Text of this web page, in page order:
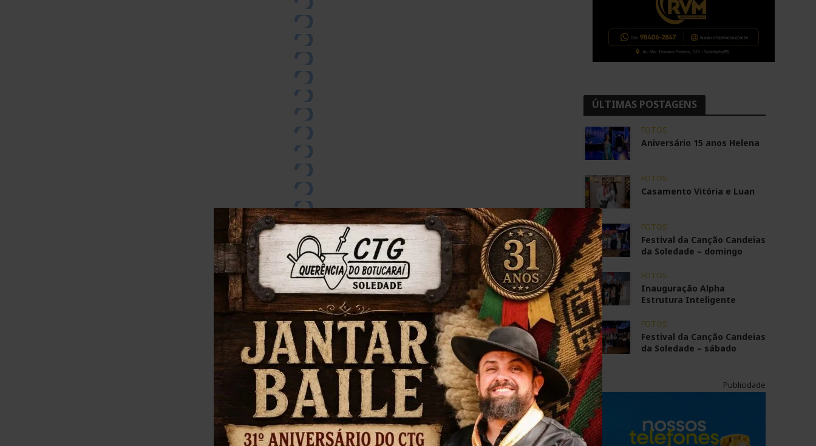
ÚLTIMAS POSTAGENS
FOTOS
Aniversário 15 anos Helena
FOTOS
Casamento Vitória e Luan
FOTOS
Festival da Canção Candeias
da Soledade – domingo
FOTOS
Inauguração Alpha
Estrutura Inteligente
FOTOS
Festival da Canção Candeias
da Soledade – sábado
Publicidade